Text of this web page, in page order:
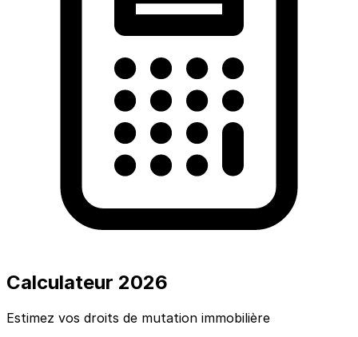
Calculateur 2026
Estimez vos droits de mutation immobilière